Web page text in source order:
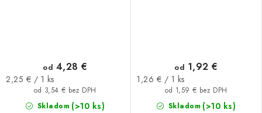
Skladom (>10 ks)
od 3,54 € bez DPH
od 4,28 €
Jednotková
2,25 € / 1 ks
Skladom (>10 ks)
od 1,59 € bez DPH
od 1,92 €
Jednotková
1,26 € / 1 ks